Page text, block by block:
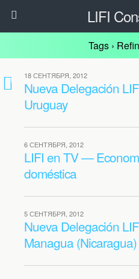
LIFI
Tags ›
1 18 СЕНТЯБРЯ, 2012
Nueva Delegación
Uruguay
6 СЕНТЯБРЯ, 2012
LIFI en TV —
doméstica
5 СЕНТЯБРЯ, 2012
Nueva Delegación
Managua (Nicaragua)